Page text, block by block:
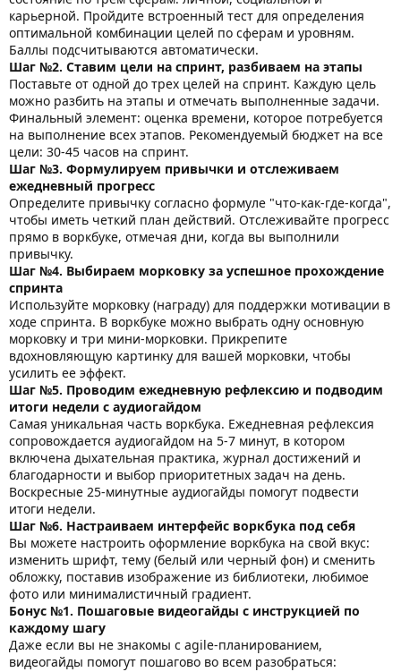
карьерной. Пройдите встроенный тест для определения
оптимальной комбинации целей по сферам и уровням.
Баллы подсчитываются автоматически.
Шаг №2. Ставим цели на спринт, разбиваем на этапы
Поставьте от одной до трех целей на спринт. Каждую цель
можно разбить на этапы и отмечать выполненные задачи.
Финальный элемент: оценка времени, которое потребуется
на выполнение всех этапов. Рекомендуемый бюджет на все
цели: 30-45 часов на спринт.
Шаг №3. Формулируем привычки и отслеживаем
ежедневный прогресс
Определите привычку согласно формуле "что-как-где-когда",
чтобы иметь четкий план действий. Отслеживайте прогресс
прямо в воркбуке, отмечая дни, когда вы выполнили
привычку.
Шаг №4. Выбираем морковку за успешное прохождение
спринта
Используйте морковку (награду) для поддержки мотивации в
ходе спринта. В воркбуке можно выбрать одну основную
морковку и три мини-морковки. Прикрепите
вдохновляющую картинку для вашей морковки, чтобы
усилить ее эффект.
Шаг №5. Проводим ежедневную рефлексию и подводим
итоги недели с аудиогайдом
Самая уникальная часть воркбука. Ежедневная рефлексия
сопровождается аудиогайдом на 5-7 минут, в котором
включена дыхательная практика, журнал достижений и
благодарности и выбор приоритетных задач на день.
Воскресные 25-минутные аудиогайды помогут подвести
итоги недели.
Шаг №6. Настраиваем интерфейс воркбука под себя
Вы можете настроить оформление воркбука на свой вкус:
изменить шрифт, тему (белый или черный фон) и сменить
обложку, поставив изображение из библиотеки, любимое
фото или минималистичный градиент.
Бонус №1. Пошаговые видеогайды с инструкцией по
каждому шагу
Даже если вы не знакомы с agile-планированием,
видеогайды помогут пошагово во всем разобраться: